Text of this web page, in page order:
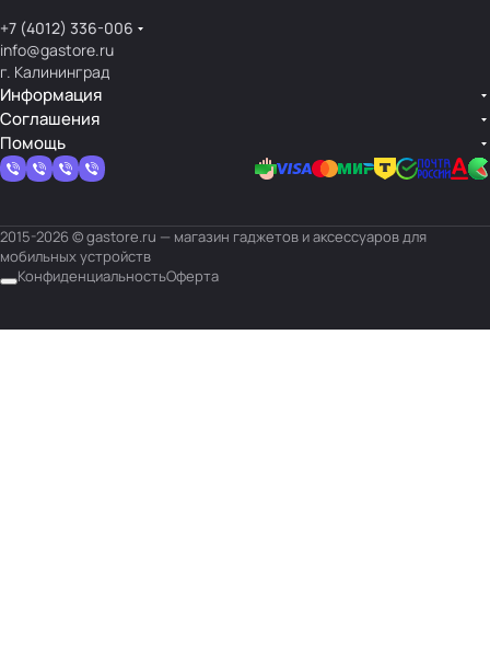
+7 (4012) 336-006
info@gastore.ru
г. Калининград
Информация
Соглашения
Помощь
2015-2026 © gastore.ru — магазин гаджетов и аксессуаров для
мобильных устройств
КонфиденциальностьОферта